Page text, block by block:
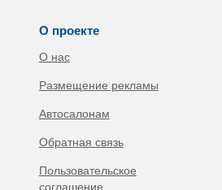
О проекте
О нас
Размещение рекламы
Автосалонам
Обратная связь
Пользовательское
соглашение